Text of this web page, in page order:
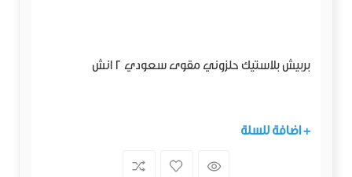
بربيش بلاستيك حلزوني مقوى سعودي 2 انش
+ اضافة للسلة